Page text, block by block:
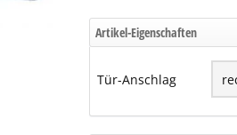
Artikel-Eigenschaften
Tür-Anschlag